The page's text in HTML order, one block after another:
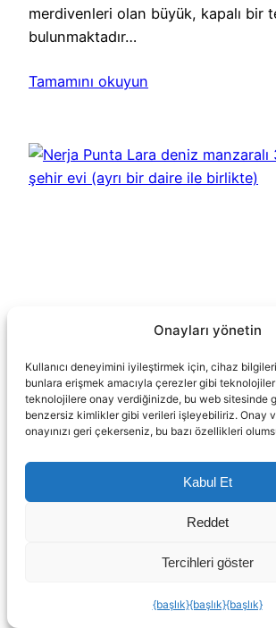
Onayları yönetin
Kullanıcı deneyimini iyileştirmek için, cihaz
bunlara erişmek amacıyla çerezler gibi
teknolojilere onay verdiğinizde, bu web sitesinde
benzersiz kimlikler gibi verileri işleyebiliriz. Onay
onayınızı geri çekerseniz, bu bazı özellikleri
Kabul Et
Reddet
Tercihleri ​​göster
{başlık}{başlık}{başlık}
merdivenleri olan büyük, kapalı bir
bulunmaktadır…
Tamamını okuyun
Nerja Punta
manzaralı 3 yatak